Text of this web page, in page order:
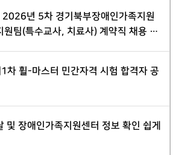
2026년 5차 경기북부장애인가족지원
원팀(특수교사, 치료사) 계약직 채용 서
차 휠-마스터 민간자격 시험 합격자 공
및 장애인가족지원센터 정보 확인 쉽게